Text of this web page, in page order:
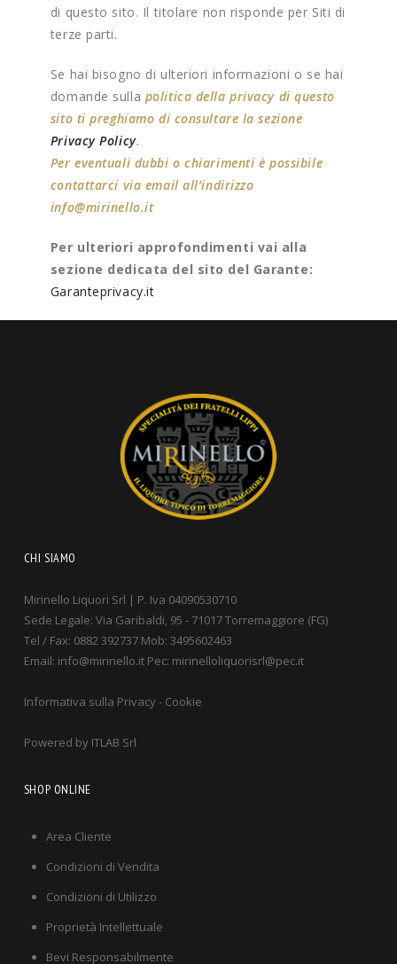
di questo sito. Il titolare non risponde per Siti di
terze parti.
Se hai bisogno di ulteriori informazioni o se hai
domande sulla politica della privacy di questo
sito ti preghiamo di consultare la sezione
Privacy Policy.
Per eventuali dubbi o chiarimenti è possibile
contattarci via email all’indirizzo
info@mirinello.it
Per ulteriori approfondimenti vai alla
sezione dedicata del sito del Garante:
Garanteprivacy.it
CHI SIAMO
Mirinello Liquori Srl | P. Iva 04090530710
Sede Legale: Via Garibaldi, 95 - 71017 Torremaggiore (FG)
Tel / Fax: 0882 392737 Mob: 3495602463
Email: info@mirinello.it Pec: mirinelloliquorisrl@pec.it
Informativa sulla Privacy- Cookie
Powered by ITLAB Srl
SHOP ONLINE
Area Cliente
Condizioni di Vendita
Condizioni di Utilizzo
Proprietà Intellettuale
Bevi Responsabilmente